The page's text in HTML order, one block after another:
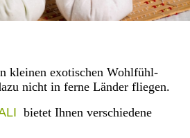
kleinen exotischen Wohlfühl-
nicht in ferne Länder fliegen.
bietet Ihnen verschiedene